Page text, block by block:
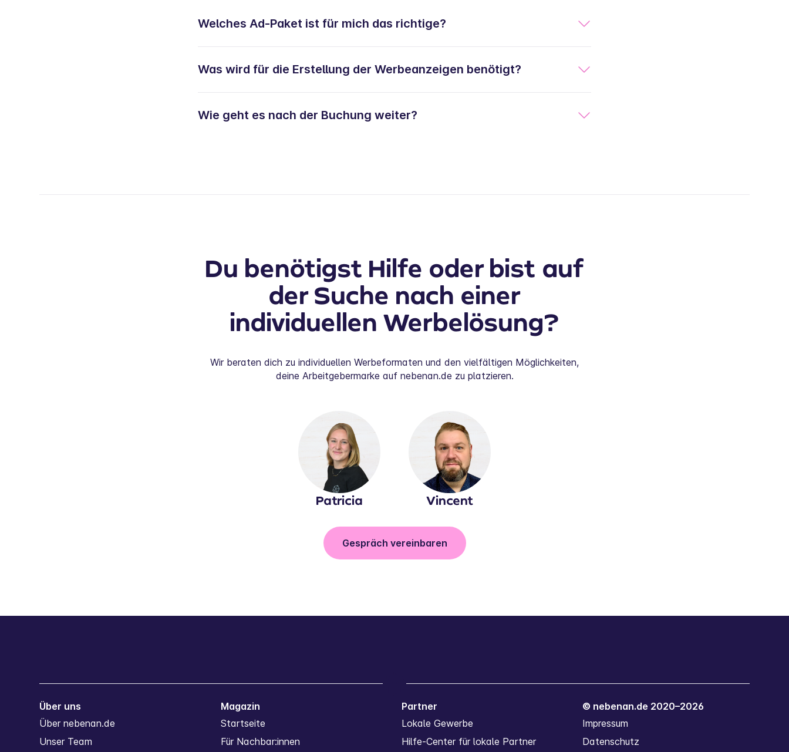
Welches Ad-Paket ist für mich das richtige?
Was wird für die Erstellung der Werbeanzeigen benötigt?
Wie geht es nach der Buchung weiter?
Du benötigst Hilfe oder bist auf
der Suche nach einer
individuellen Werbelösung?
Wir beraten dich zu individuellen Werbeformaten und den vielfältigen Möglichkeiten,
deine Arbeitgebermarke auf nebenan.de zu platzieren.
Patricia Vincent
Gespräch vereinbaren
Über uns
Über nebenan.de
Unser Team
Magazin
Startseite
Für Nachbar:innen
Partner
Lokale Gewerbe
Hilfe-Center für lokale Partner
© nebenan.de 2020–2026
Impressum
Datenschutz